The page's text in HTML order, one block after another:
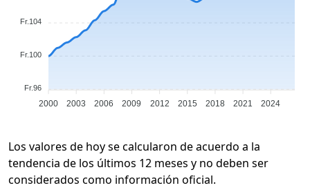
Fr.104
Fr.100
Fr.96
2000 2003 2006 2009 2012 2015 2018 2021 2024
Los valores de hoy se calcularon de acuerdo a la
tendencia de los últimos 12 meses y no deben ser
considerados como información oficial.